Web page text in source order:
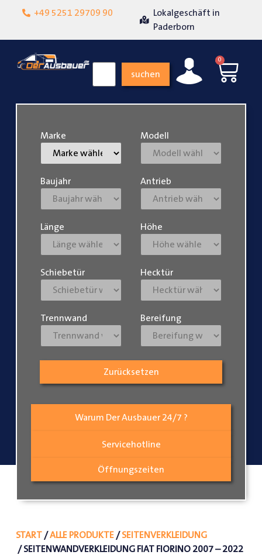
+49 5251 29709 90
Lokalgeschäft in
Über 15 Jahre Erfahrung
suchen
0
Warum Der Ausbauer 24/7 ?
Servicehotline
Öffnungszeiten
Marke Modell
Baujahr Antrieb
Länge Höhe
Schiebetür Hecktür
Trennwand Bereifung
Zurücksetzen
START/ALLE PRODUKTE/SEITENVERKLEIDUNG
/ SEITENWANDVERKLEIDUNG FIAT FIORINO 2007 – 2022